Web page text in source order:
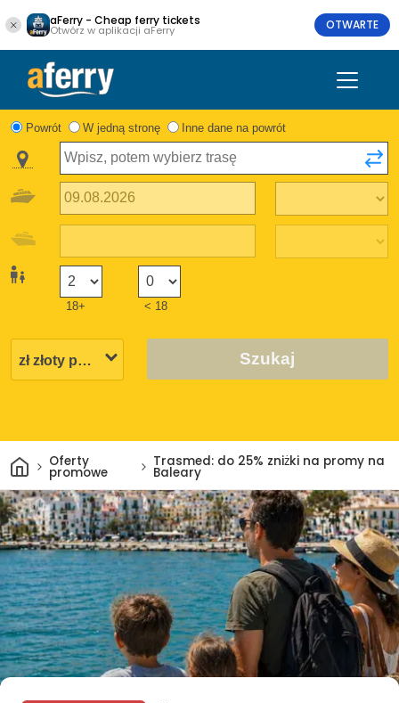
aFerry - Cheap ferry tickets
Otwórz w aplikacji aFerry OTWARTE
Powrót W jedną stronę Inne dane na powrót
18+ < 18
Szukaj
DomOferty
promowe
Trasmed: do 25% zniżki na promy na
Baleary